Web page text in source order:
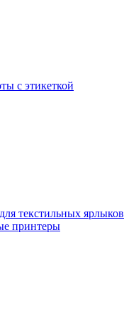
с этикеткой
текстильных ярлыков
принтеры